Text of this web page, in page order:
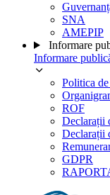
SNA
AMEPIP
Informare
Informare
Politica
ROF
Declarații
Declarații
GDPR